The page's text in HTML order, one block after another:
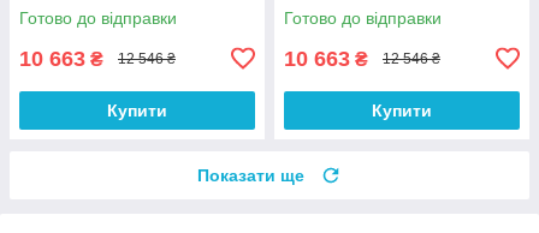
Готово до відправки
10 663 ₴ 12 546 ₴
Купити
Готово до відправки
10 663 ₴ 12 546 ₴
Купити
Показати ще